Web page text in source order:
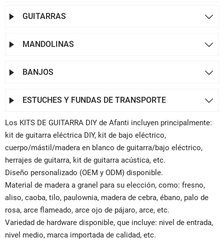
 GUITARRAS 
 MANDOLINAS 
 BANJOS 
 ESTUCHES Y FUNDAS DE TRANSPORTE 
Los KITS DE GUITARRA DIY de Afanti incluyen principalmente:
kit de guitarra eléctrica DIY, kit de bajo eléctrico,
cuerpo/mástil/madera en blanco de guitarra/bajo eléctrico,
herrajes de guitarra, kit de guitarra acústica, etc.
Diseño personalizado (OEM y ODM) disponible.
Material de madera a granel para su elección, como: fresno,
aliso, caoba, tilo, paulownia, madera de cebra, ébano, palo de
rosa, arce flameado, arce ojo de pájaro, arce, etc.
Variedad de hardware disponible, que incluye: nivel de entrada,
nivel medio, marca importada de calidad, etc.